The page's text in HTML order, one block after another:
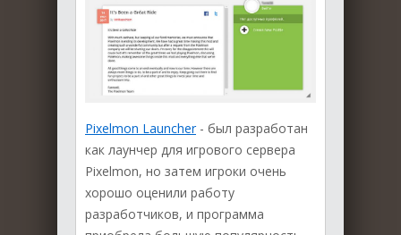
Pixelmon Launcher- был разработан
как лаунчер для игрового сервера
Pixelmon, но затем игроки очень
хорошо оценили работу
разработчиков, и программа